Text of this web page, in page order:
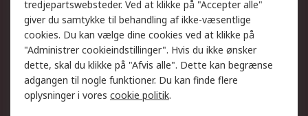
Serviceløsninger
Procurementløsninger
Udvidet sortiment
Kalibrering
Olietest og -analyse
DesignSpark
Teknisk Support
Dit lokale salgsteam
Eksportløsninger
tredjepartswebsteder. Ved at klikke på "Accepter alle"
giver du samtykke til behandling af ikke-væsentlige
cookies. Du kan vælge dine cookies ved at klikke på
"Administrer cookieindstillinger". Hvis du ikke ønsker
dette, skal du klikke på "Afvis alle". Dette kan begrænse
adgangen til nogle funktioner. Du kan finde flere
oplysninger i vores cookie politik.